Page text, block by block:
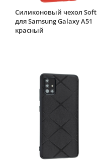
Силиконовый чехол Soft
для Samsung Galaxy A51
красный